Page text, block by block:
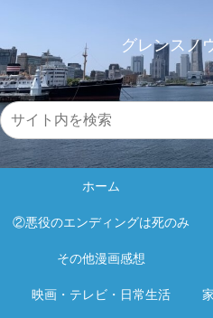
グレンスノ
ホーム
②悪役のエンディングは死のみ
その他漫画感想
映画・テレビ・日常生活